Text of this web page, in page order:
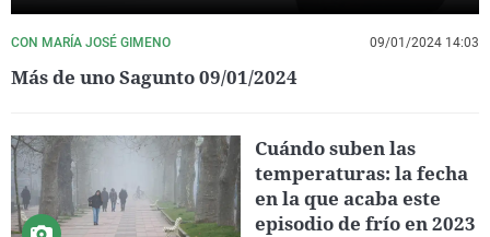
CON MARÍA JOSÉ GIMENO 09/01/2024 14:03
Más de uno Sagunto 09/01/2024
Cuándo suben las
temperaturas: la fecha
en la que acaba este
episodio de frío en 2023